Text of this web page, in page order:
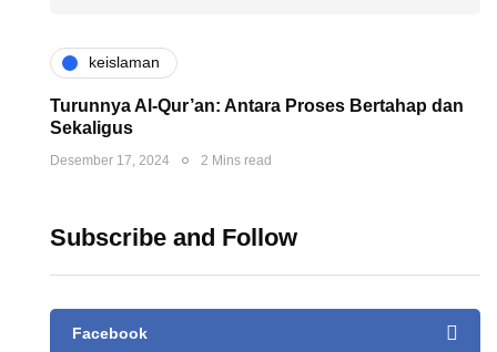
keislaman
Turunnya Al-Qur’an: Antara Proses Bertahap dan
Sekaligus
Desember 17, 2024 2 Mins read
Subscribe and Follow
Facebook